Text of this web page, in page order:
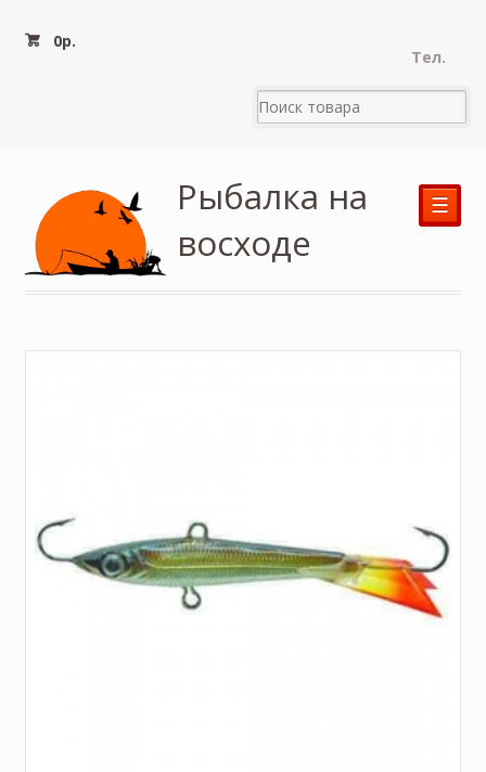
Тел.
0р.
Рыбалка на
восходе
☰